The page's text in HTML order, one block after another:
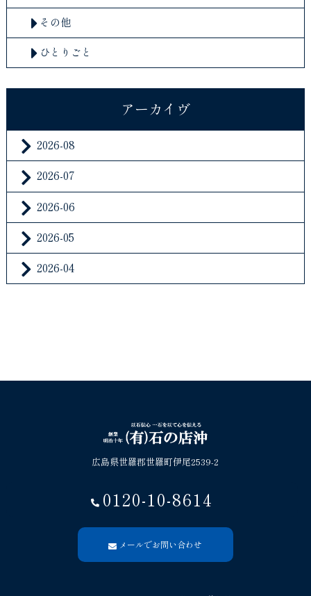
その他
ひとりごと
アーカイヴ
2026-08
2026-07
2026-06
2026-05
2026-04
広島県世羅郡世羅町伊尾2539-2
0120-10-8614
メールでお問い合わせ